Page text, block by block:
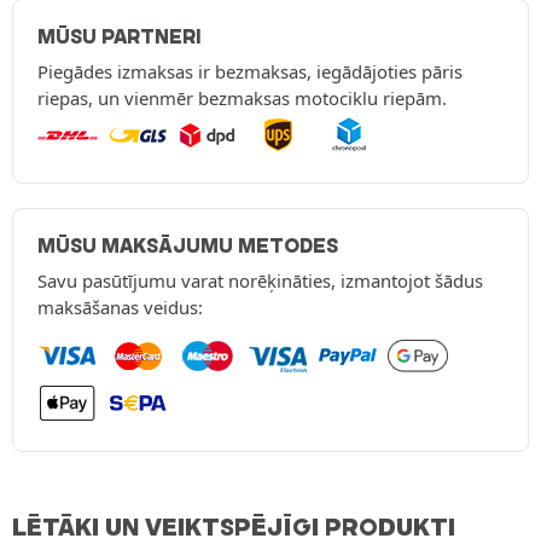
MŪSU PARTNERI
Piegādes izmaksas ir bezmaksas, iegādājoties pāris
riepas, un vienmēr bezmaksas motociklu riepām.
MŪSU MAKSĀJUMU METODES
Savu pasūtījumu varat norēķināties, izmantojot šādus
maksāšanas veidus:
LĒTĀKI UN VEIKTSPĒJĪGI PRODUKTI